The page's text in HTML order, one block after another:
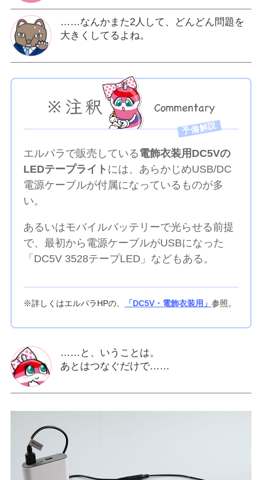
……なんかまた2人して、どんどん問題を
大きくしてるよね。
予備解説
エルパラで販売している電飾衣装用DC5Vの
LEDテープライト には、あらかじめUSB/DC
電源ケーブルが付属になっているものが多
い。
あるいはモバイルバッテリーで光らせる前提
で、最初から電源ケーブルがUSBになった
「DC5V 3528テープLED」などもある。
※詳しくはエルパラHPの、 「DC5V・電飾衣装用」 参照。
……と、いうことは。
あとはつなぐだけで……